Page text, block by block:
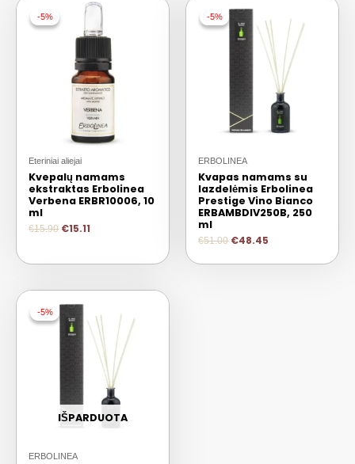
-5%
-5%
Eteriniai aliejai
Kvepalų namams
ekstraktas Erbolinea
Verbena ERBR10006, 10
ml
€15.90 €15.11
-5%
-5%
ERBOLINEA
Kvapas namams su
lazdelėmis Erbolinea
Prestige Vino Bianco
ERBAMBDIV250B, 250
ml
€51.00 €48.45
-5%
IŠPARDUOTA
-5%
ERBOLINEA